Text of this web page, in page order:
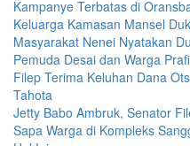
Kampanye Terbatas di
Keluarga Kamasan Mansel
Masyarakat Nenei Nyatakan
Pemuda Desai dan Warga
Filep Terima Keluhan Dana
Tahota
Jetty Babo Ambruk, Senator
Sapa Warga di Kompleks